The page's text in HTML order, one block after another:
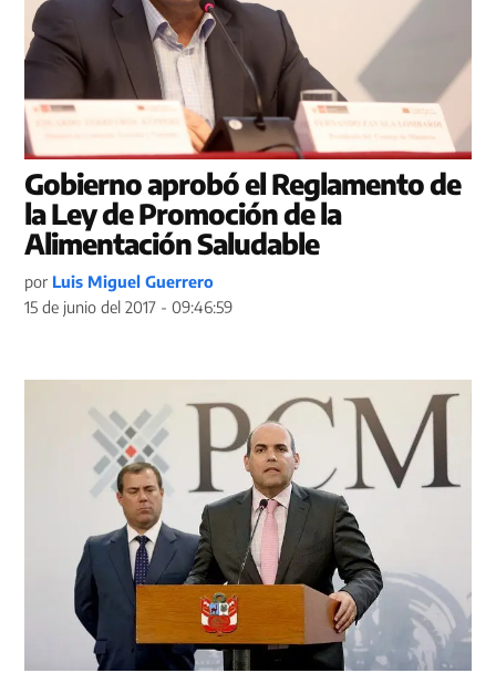
Gobierno aprobó el Reglamento de
la Ley de Promoción de la
Alimentación Saludable
por Luis Miguel Guerrero
15 de junio del 2017 - 09:46:59